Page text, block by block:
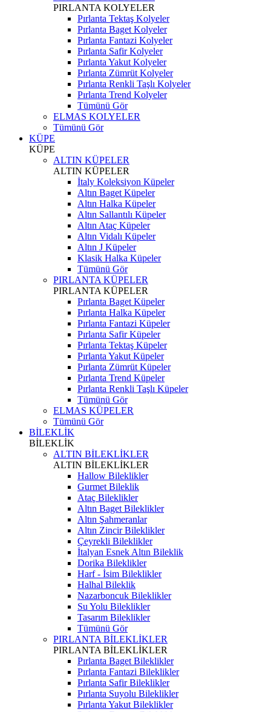
PIRLANTA KOLYELER
Pırlanta Tektaş Kolyeler
Pırlanta Baget Kolyeler
Pırlanta Fantazi Kolyeler
Pırlanta Safir Kolyeler
Pırlanta Yakut Kolyeler
Pırlanta Zümrüt Kolyeler
Pırlanta Renkli Taşlı Kolyeler
Pırlanta Trend Kolyeler
Tümünü Gör
ELMAS KOLYELER
Tümünü Gör
KÜPE
KÜPE
ALTIN KÜPELER
ALTIN KÜPELER
İtaly Koleksiyon Küpeler
Altın Baget Küpeler
Altın Halka Küpeler
Altın Sallantılı Küpeler
Altın Ataç Küpeler
Altın Vidalı Küpeler
Altın J Küpeler
Klasik Halka Küpeler
Tümünü Gör
PIRLANTA KÜPELER
PIRLANTA KÜPELER
Pırlanta Baget Küpeler
Pırlanta Halka Küpeler
Pırlanta Fantazi Küpeler
Pırlanta Safir Küpeler
Pırlanta Tektaş Küpeler
Pırlanta Yakut Küpeler
Pırlanta Zümrüt Küpeler
Pırlanta Trend Küpeler
Pırlanta Renkli Taşlı Küpeler
Tümünü Gör
ELMAS KÜPELER
Tümünü Gör
BİLEKLİK
BİLEKLİK
ALTIN BİLEKLİKLER
ALTIN BİLEKLİKLER
Hallow Bileklikler
Gurmet Bileklik
Ataç Bileklikler
Altın Baget Bileklikler
Altın Şahmeranlar
Altın Zincir Bileklikler
Çeyrekli Bileklikler
İtalyan Esnek Altın Bileklik
Dorika Bileklikler
Harf - İsim Bileklikler
Halhal Bileklik
Nazarboncuk Bileklikler
Su Yolu Bileklikler
Tasarım Bileklikler
Tümünü Gör
PIRLANTA BİLEKLİKLER
PIRLANTA BİLEKLİKLER
Pırlanta Baget Bileklikler
Pırlanta Fantazi Bileklikler
Pırlanta Safir Bileklikler
Pırlanta Suyolu Bileklikler
Pırlanta Yakut Bileklikler